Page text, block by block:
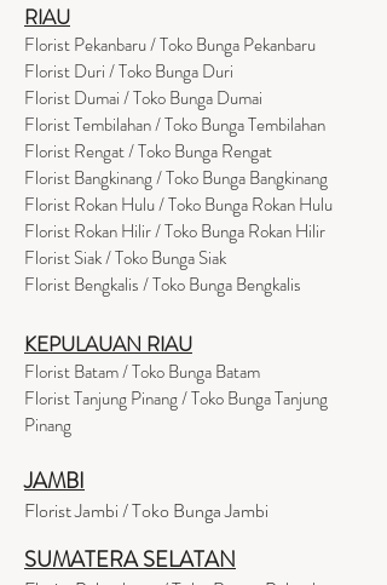
RIAU
Florist Pekanbaru / Toko Bunga Pekanbaru
Florist Duri / Toko Bunga Duri
Florist Dumai / Toko Bunga Dumai
Florist Tembilahan / Toko Bunga Tembilahan
Florist Rengat / Toko Bunga Rengat
Florist Bangkinang / Toko Bunga Bangkinang
Florist Rokan Hulu / Toko Bunga Rokan Hulu
Florist Rokan Hilir / Toko Bunga Rokan Hilir
Florist Siak / Toko Bunga Siak
Florist Bengkalis / Toko Bunga Bengkalis
KEPULAUAN RIAU
Florist Batam / Toko Bunga Batam
Florist Tanjung Pinang / Toko Bunga Tanjung
Pinang
JAMBI
Florist Jambi / Toko Bunga Jambi
SUMATERA SELATAN